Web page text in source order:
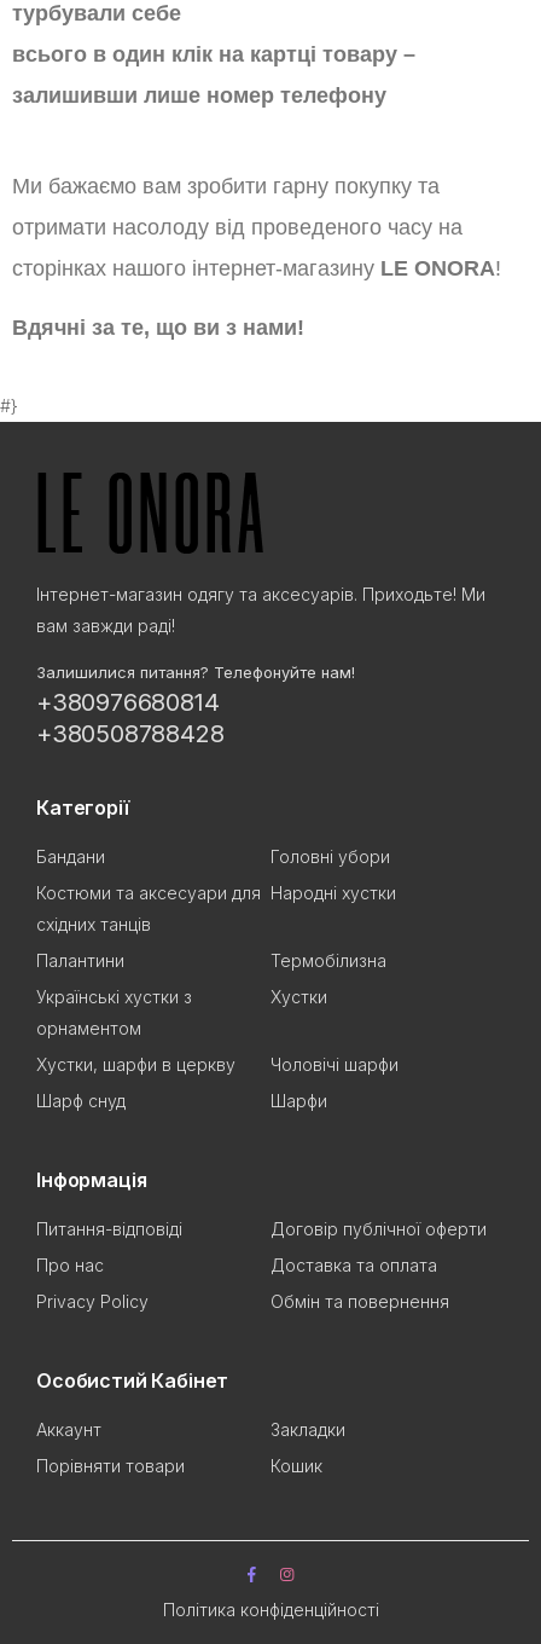
турбували себе
всього в один клік на картці товару –
залишивши лише номер телефону
Ми бажаємо вам зробити гарну покупку та
отримати насолоду від проведеного часу на
сторінках нашого інтернет-магазину LE ONORA!
Вдячні за те, що ви з нами!
#}
Інтернет-магазин одягу та аксесуарів. Приходьте! Ми
вам завжди раді!
Залишилися питання? Телефонуйте нам!
+380976680814
+380508788428
Категорії
Бандани
Головні убори
Костюми та аксесуари для
східних танців
Народні хустки
Палантини
Термобілизна
Українські хустки з
орнаментом
Хустки
Хустки, шарфи в церкву
Чоловічі шарфи
Шарф снуд
Шарфи
Інформація
Питання-відповіді
Договір публічної оферти
Про нас
Доставка та оплата
Privacy Policy
Обмін та повернення
Особистий Кабінет
Аккаунт
Закладки
Порівняти товари
Кошик
Політика конфіденційності